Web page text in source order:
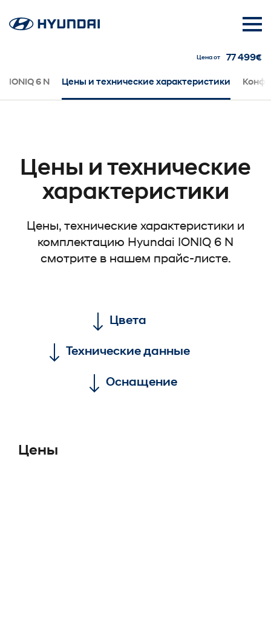
IONIQ 6 N Цены и технические характеристики
Цена от 77 499€
Цены и технические
характеристики
Цены, технические характеристики и
комплектацию Hyundai IONIQ 6 N
смотрите в нашем прайс-листе.
Цвета
Технические данные
Оснащение
Цены